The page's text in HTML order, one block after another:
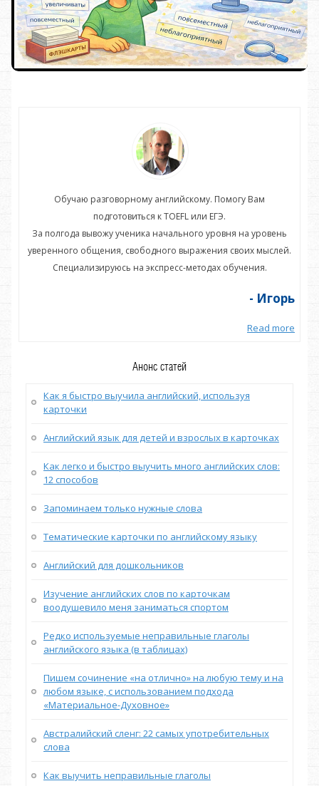
Обучаю разговорному английскому. Помогу Вам
подготовиться к TOEFL или ЕГЭ.
За полгода вывожу ученика начального уровня на уровень
уверенного общения, свободного выражения своих мыслей.
Специализируюсь на экспресс-методах обучения.
- Игорь
Read more
Анонс статей
Как я быстро выучила английский, используя
карточки
Английский язык для детей и взрослых в карточках
Как легко и быстро выучить много английских слов:
12 способов
Запоминаем только нужные слова
Тематические карточки по английскому языку
Английский для дошкольников
Изучение английских слов по карточкам
воодушевило меня заниматься спортом
Редко используемые неправильные глаголы
английского языка (в таблицах)
Пишем сочинение «на отлично» на любую тему и на
любом языке, с использованием подхода
«Материальное-Духовное»
Австралийский сленг: 22 самых употребительных
слова
Как выучить неправильные глаголы